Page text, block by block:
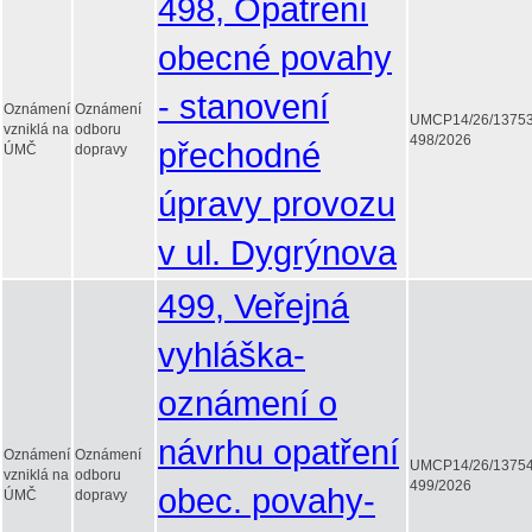
Oznámení
vzniklá na
ÚMČ
Oznámení
odboru
dopravy
498, Opatření
obecné povahy
- stanovení
přechodné
úpravy provozu
v ul. Dygrýnova
UMCP14/26/
498/2026
Oznámení
vzniklá na
ÚMČ
Oznámení
odboru
dopravy
499, Veřejná
vyhláška-
oznámení o
návrhu opatření
obec. povahy-
UMCP14/26/
499/2026